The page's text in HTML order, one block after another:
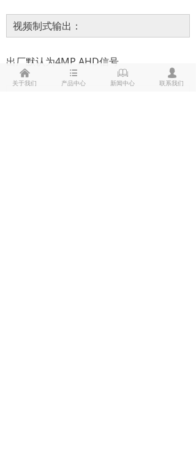
낀
关于我们
뀑
产品中心
ꁡ
新闻中心
넙
联系我们
视频制式输出：
出厂默认为4MP AHD信号